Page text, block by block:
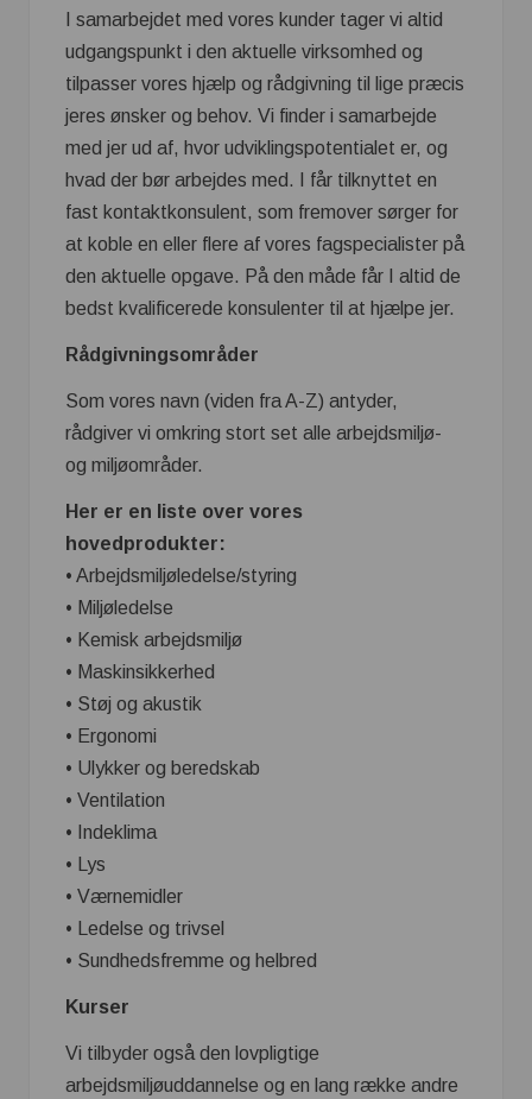
I samarbejdet med vores kunder tager vi altid
udgangspunkt i den aktuelle virksomhed og
tilpasser vores hjælp og rådgivning til lige præcis
jeres ønsker og behov. Vi finder i samarbejde
med jer ud af, hvor udviklingspotentialet er, og
hvad der bør arbejdes med. I får tilknyttet en
fast kontaktkonsulent, som fremover sørger for
at koble en eller flere af vores fagspecialister på
den aktuelle opgave. På den måde får I altid de
bedst kvalificerede konsulenter til at hjælpe jer.
Rådgivningsområder
Som vores navn (viden fra A-Z) antyder,
rådgiver vi omkring stort set alle arbejdsmiljø-
og miljøområder.
Her er en liste over vores
hovedprodukter:
• Arbejdsmiljøledelse/styring
• Miljøledelse
• Kemisk arbejdsmiljø
• Maskinsikkerhed
• Støj og akustik
• Ergonomi
• Ulykker og beredskab
• Ventilation
• Indeklima
• Lys
• Værnemidler
• Ledelse og trivsel
• Sundhedsfremme og helbred
Kurser
Vi tilbyder også den lovpligtige
arbejdsmiljøuddannelse og en lang række andre